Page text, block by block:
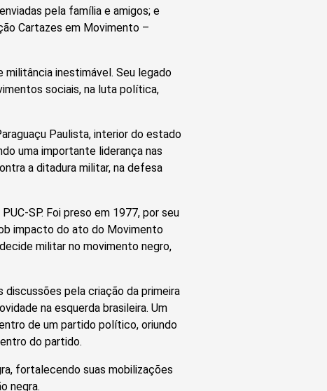
pela família e amigos; e
Cartazes em Movimento –
militância inestimável. Seu legado
sociais, na luta política,
Paulista, interior do estado
uma importante liderança nas
a ditadura militar, na defesa
SP. Foi preso em 1977, por seu
impacto do ato do Movimento
militar no movimento negro,
pela criação da primeira
na esquerda brasileira. Um
de um partido político, oriundo
do partido.
fortalecendo suas mobilizações
negra.